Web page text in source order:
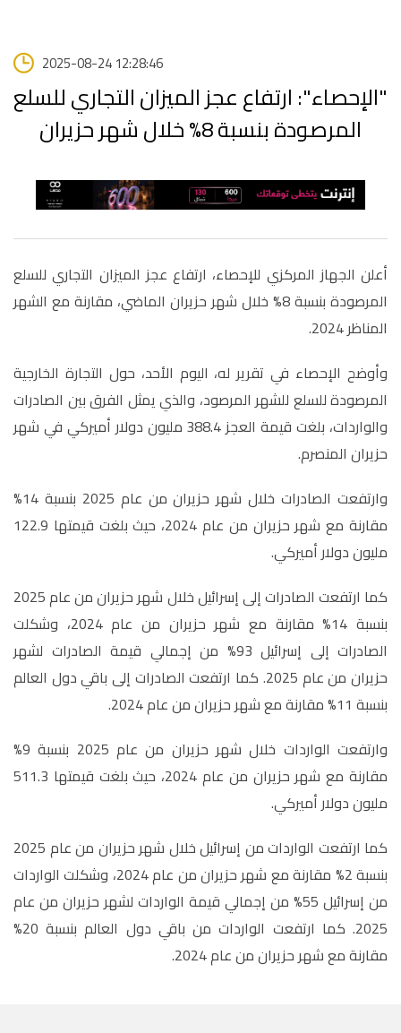
2025-08-24 12:28:46
"الإحصاء": ارتفاع عجز الميزان التجاري للسلع
المرصودة بنسبة 8% خلال شهر حزيران
أعلن الجهاز المركزي للإحصاء، ارتفاع عجز الميزان التجاري للسلع
المرصودة بنسبة 8% خلال شهر حزيران الماضي، مقارنة مع الشهر
المناظر 2024.
وأوضح الإحصاء في تقرير له، اليوم الأحد، حول التجارة الخارجية
المرصودة للسلع للشهر المرصود، والذي يمثل الفرق بين الصادرات
والواردات، بلغت قيمة العجز 388.4 مليون دولار أميركي في شهر
حزيران المنصرم.
وارتفعت الصادرات خلال شهر حزيران من عام 2025 بنسبة 14%
مقارنة مع شهر حزيران من عام 2024، حيث بلغت قيمتها 122.9
مليون دولار أميركي.
كما ارتفعت الصادرات إلى إسرائيل خلال شهر حزيران من عام 2025
بنسبة 14% مقارنة مع شهر حزيران من عام 2024، وشكلت
الصادرات إلى إسرائيل 93% من إجمالي قيمة الصادرات لشهر
حزيران من عام 2025. كما ارتفعت الصادرات إلى باقي دول العالم
بنسبة 11% مقارنة مع شهر حزيران من عام 2024.
وارتفعت الواردات خلال شهر حزيران من عام 2025 بنسبة 9%
مقارنة مع شهر حزيران من عام 2024، حيث بلغت قيمتها 511.3
مليون دولار أميركي.
كما ارتفعت الواردات من إسرائيل خلال شهر حزيران من عام 2025
بنسبة 2% مقارنة مع شهر حزيران من عام 2024، وشكلت الواردات
من إسرائيل 55% من إجمالي قيمة الواردات لشهر حزيران من عام
2025. كما ارتفعت الواردات من باقي دول العالم بنسبة 20%
مقارنة مع شهر حزيران من عام 2024.